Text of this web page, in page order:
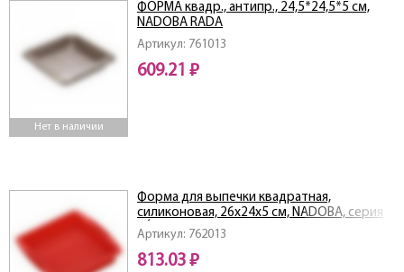
Нет в наличии
Артикул: 761013
ФОРМА квадр., антипр., 24,5*24,5*5 см,
NADOBA RADA
609.21 ₽
Артикул: 762013
Форма для выпечки квадратная,
силиконовая, 26x24x5 см, NADOBA, серия
MÍLA
813.03 ₽